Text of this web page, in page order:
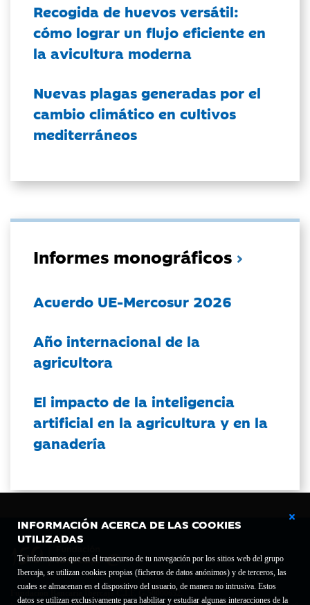
INFORMACIÓN ACERCA DE LAS COOKIES
UTILIZADAS
Te informamos que en el transcurso de tu navegación por los sitios web del grupo
Ibercaja, se utilizan cookies propias (ficheros de datos anónimos) y de terceros, las
cuales se almacenan en el dispositivo del usuario, de manera no intrusiva. Estos
datos se utilizan exclusivamente para habilitar y estudiar algunas interacciones de la
Recogida de huevos versátil:
cómo lograr un flujo eficiente en
la avicultura moderna
Nuevas plagas generadas por el
cambio climático en cultivos
mediterráneos
Informes monográficos
Acuerdo UE-Mercosur 2026
Año internacional de la
agricultora
El impacto de la inteligencia
artificial en la agricultura y en la
ganadería
Fundación Bancaria Ibercaja C.I.F. G-50000652.